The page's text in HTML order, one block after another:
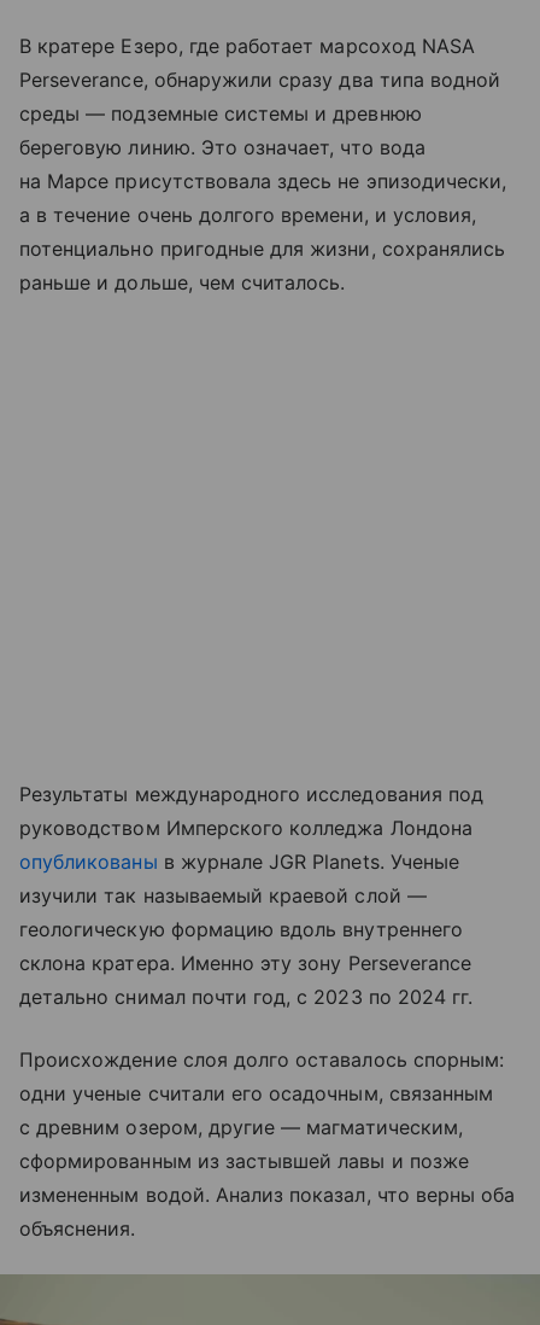
В кратере Езеро, где работает марсоход NASA
Perseverance, обнаружили сразу два типа водной
среды — подземные системы и древнюю
береговую линию. Это означает, что вода
на Марсе присутствовала здесь не эпизодически,
а в течение очень долгого времени, и условия,
потенциально пригодные для жизни, сохранялись
раньше и дольше, чем считалось.
Результаты международного исследования под
руководством Имперского колледжа Лондона
опубликованы в журнале JGR Planets. Ученые
изучили так называемый краевой слой —
геологическую формацию вдоль внутреннего
склона кратера. Именно эту зону Perseverance
детально снимал почти год, с 2023 по 2024 гг.
Происхождение слоя долго оставалось спорным:
одни ученые считали его осадочным, связанным
с древним озером, другие — магматическим,
сформированным из застывшей лавы и позже
измененным водой. Анализ показал, что верны оба
объяснения.